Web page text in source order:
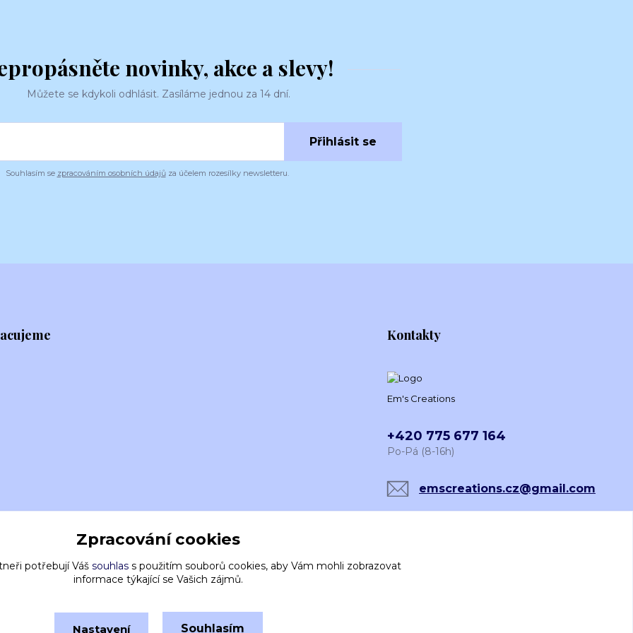
novinky, akce a slevy!
Můžete se kdykoli odhlásit. Zasíláme jednou za 14 dní.
Přihlásit se
Souhlasím se zpracováním osobních údajůza účelem rozesílky newsletteru.
Kontakty
Em's Creations
+420 775 677 164
Po-Pá (8-16h)
emscreations.cz@gmail.com
Zpracování cookies
potřebují Váš souhlass použitím souborů cookies, aby Vám mohli zobrazovat
informace týkající se Vašich zájmů.
Nastavení Souhlasím